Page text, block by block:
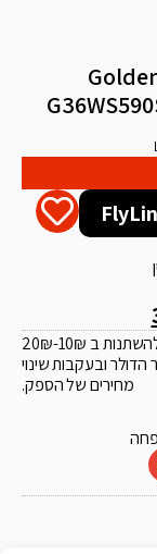
₪-10₪
ובעקבות שינוי
מחירים של הספק.